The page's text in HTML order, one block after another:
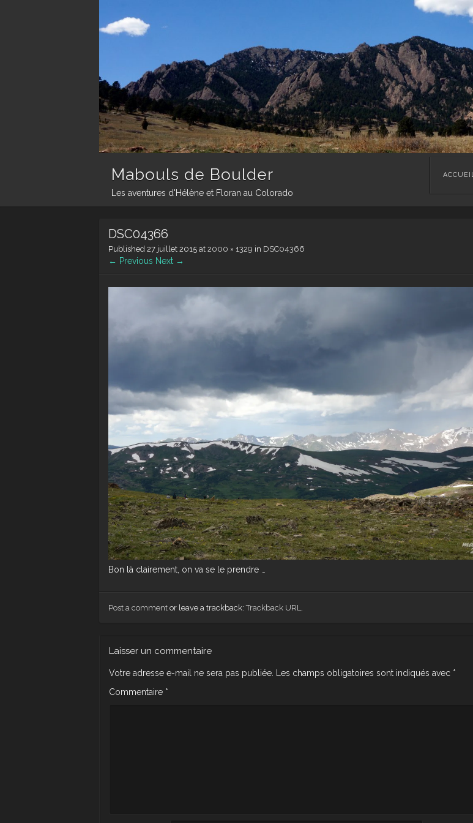
Mabouls de Boulder
Les aventures d'Hélène et Floran au Colorado
Skip
ACCUEIL
DSC04366
Published 27 juillet 2015 at 2000 × 1329 in DSC04366
← Previous Next →
Bon là clairement, on va se le prendre …
Post a comment or leave a trackback:Trackback URL
Laisser un commentaire
Votre adresse e-mail ne sera pas publiée. Les champs obligatoires sont indiqués avec *
Commentaire *